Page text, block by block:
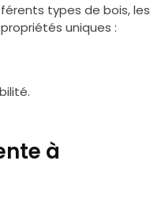
types de bois, les
uniques :
à